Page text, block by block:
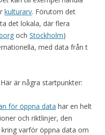
kulturarv. Förutom det
det lokala, där flera
och Stockholm)
med data från t
är några startpunkter:
för öppna data har en helt
och riktlinjer, den
varför öppna data om